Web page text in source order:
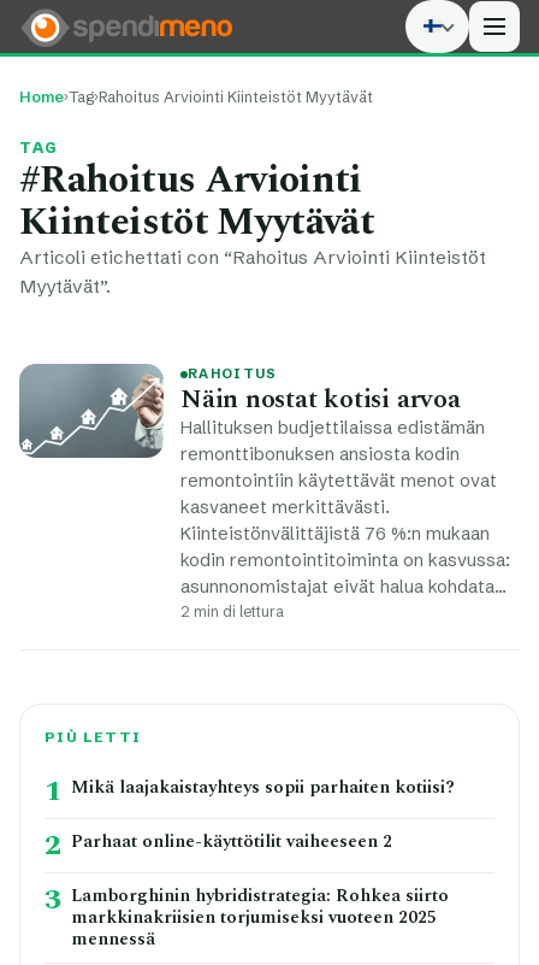
Home›Tag›Rahoitus Arviointi Kiinteistöt Myytävät
TAG
#Rahoitus Arviointi
Kiinteistöt Myytävät
Articoli etichettati con “Rahoitus Arviointi Kiinteistöt
Myytävät”.
RAHOITUS
Näin nostat kotisi arvoa
Hallituksen budjettilaissa edistämän
remonttibonuksen ansiosta kodin
remontointiin käytettävät menot ovat
kasvaneet merkittävästi.
Kiinteistönvälittäjistä 76 %:n mukaan
kodin remontointitoiminta on kasvussa:
asunnonomistajat eivät halua kohdata…
2 min di lettura
PIÙ LETTI
1 Mikä laajakaistayhteys sopii parhaiten kotiisi?
2 Parhaat online-käyttötilit vaiheeseen 2
3 Lamborghinin hybridistrategia: Rohkea siirto
markkinakriisien torjumiseksi vuoteen 2025
mennessä